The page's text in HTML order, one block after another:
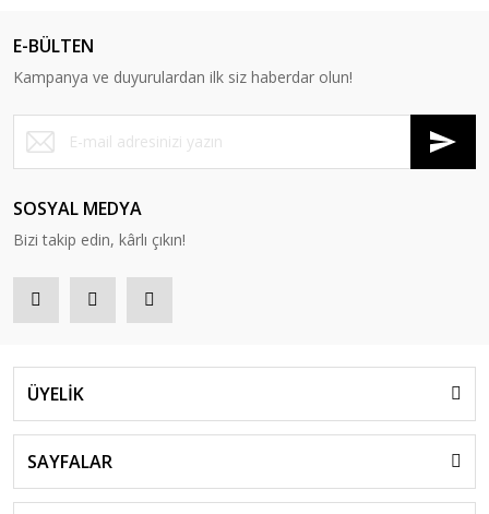
E-BÜLTEN
Kampanya ve duyurulardan ilk siz haberdar olun!
SOSYAL MEDYA
Bizi takip edin, kârlı çıkın!
ÜYELİK
SAYFALAR